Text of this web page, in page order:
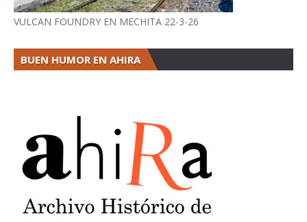
VULCAN FOUNDRY EN MECHITA 22-3-26
BUEN HUMOR EN AHIRA